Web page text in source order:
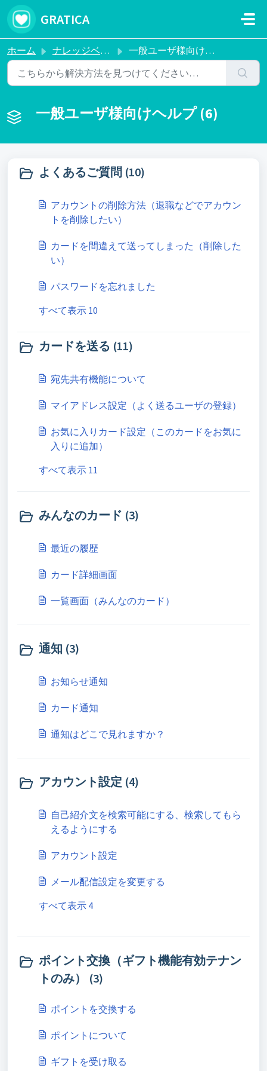
GRATICA
ホーム ナレッジベース 一般ユーザ様向けヘルプ
一般ユーザ様向けヘルプ (6)
よくあるご質問 (10)
アカウントの削除方法（退職などでアカウン
トを削除したい）
カードを間違えて送ってしまった（削除した
い）
パスワードを忘れました
すべて表示 10
カードを送る (11)
宛先共有機能について
マイアドレス設定（よく送るユーザの登録）
お気に入りカード設定（このカードをお気に
入りに追加）
すべて表示 11
みんなのカード (3)
最近の履歴
カード詳細画面
一覧画面（みんなのカード）
通知 (3)
お知らせ通知
カード通知
通知はどこで見れますか？
アカウント設定 (4)
自己紹介文を検索可能にする、検索してもら
えるようにする
アカウント設定
メール配信設定を変更する
すべて表示 4
ポイント交換（ギフト機能有効テナン
トのみ） (3)
ポイントを交換する
ポイントについて
ギフトを受け取る​